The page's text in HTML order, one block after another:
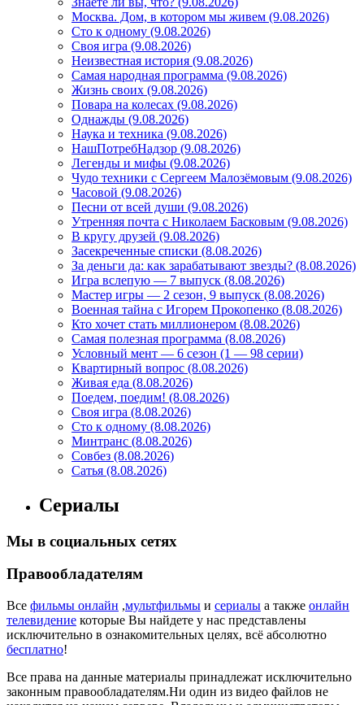
Mосква. Дом, в котором мы живем (9.08.2026)
Сто к одному (9.08.2026)
Своя игра (9.08.2026)
Неизвестная история (9.08.2026)
Самая народная программа (9.08.2026)
Жизнь своих (9.08.2026)
Повара на колесах (9.08.2026)
Однажды (9.08.2026)
Наука и техника (9.08.2026)
НашПотребНадзор (9.08.2026)
Легенды и мифы (9.08.2026)
Чудо техники с Сергеем Малозёмовым (9.08.2026)
Часовой (9.08.2026)
Песни от всей души (9.08.2026)
Утренняя почта с Николаем Басковым (9.08.2026)
В кругу друзей (9.08.2026)
Засекреченные списки (8.08.2026)
За деньги да: как зарабатывают звезды? (8.08.2026)
Игра вслепую — 7 выпуск (8.08.2026)
Мастер игры — 2 сезон, 9 выпуск (8.08.2026)
Военная тайна с Игорем Прокопенко (8.08.2026)
Кто хочет стать миллионером (8.08.2026)
Самая полезная программа (8.08.2026)
Условный мент — 6 сезон (1 — 98 серии)
Квартирный вопрос (8.08.2026)
Живая еда (8.08.2026)
Поедем, поедим! (8.08.2026)
Своя игра (8.08.2026)
Сто к одному (8.08.2026)
Минтранс (8.08.2026)
Совбез (8.08.2026)
Сатья (8.08.2026)
Сериалы
Мы в социальных сетях
Правообладателям
Все фильмы онлайн ,мультфильмы и сериалы а также онлайн
телевидение которые Вы найдете у нас представлены
исключительно в ознакомительных целях, всё абсолютно
бесплатно!
Все права на данные материалы принадлежат исключительно
законным правообладателям.Ни один из видео файлов не